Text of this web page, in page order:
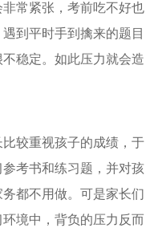
常紧张，考前吃不好也
到平时手到擒来的题目
稳定。如此压力就会造
较重视孩子的成绩，于
考书和练习题，并对孩
都不用做。可是家长们
境中，背负的压力反而